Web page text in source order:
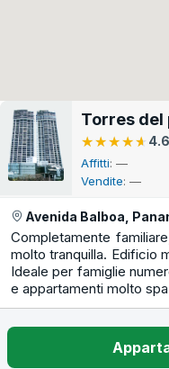
Torres
★★★★★
★★★★★ 4.6
Affitti: —
Vendite: —
Avenida Balboa,
Completamente
molto tranquilla. Edificio
Ideale per famiglie
e appartamenti molto